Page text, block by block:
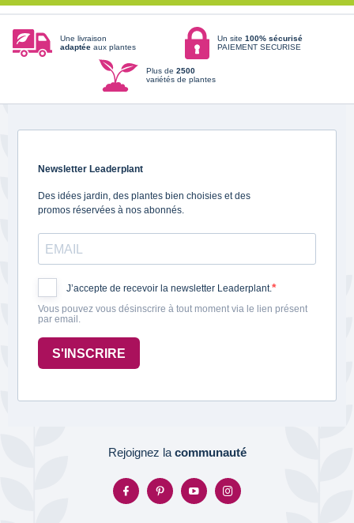
Une livraison
adaptée aux plantes
Un site 100% sécurisé
PAIEMENT SECURISE
Plus de 2500
variétés de plantes
Newsletter Leaderplant
Des idées jardin, des plantes bien choisies et des
promos réservées à nos abonnés.
J’accepte de recevoir la newsletter Leaderplant.
Vous pouvez vous désinscrire à tout moment via le lien présent
par email.
S'INSCRIRE
Rejoignez la communauté